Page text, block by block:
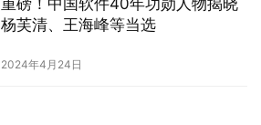
杨芙清、王海峰等当选
2024年4月24日